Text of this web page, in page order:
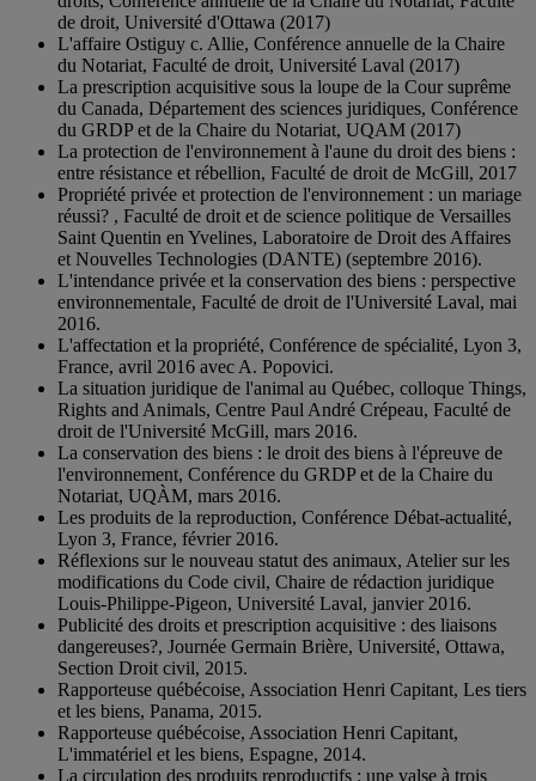
de droit, Université d'Ottawa (2017)
L'affaire Ostiguy c. Allie, Conférence annuelle de la Chaire
du Notariat, Faculté de droit, Université Laval (2017)
La prescription acquisitive sous la loupe de la Cour suprême
du Canada, Département des sciences juridiques, Conférence
du GRDP et de la Chaire du Notariat, UQAM (2017)
La protection de l'environnement à l'aune du droit des biens :
entre résistance et rébellion, Faculté de droit de McGill, 2017
Propriété privée et protection de l'environnement : un mariage
réussi? , Faculté de droit et de science politique de Versailles
Saint Quentin en Yvelines, Laboratoire de Droit des Affaires
et Nouvelles Technologies (DANTE) (septembre 2016).
L'intendance privée et la conservation des biens : perspective
environnementale, Faculté de droit de l'Université Laval, mai
2016.
L'affectation et la propriété, Conférence de spécialité, Lyon 3,
France, avril 2016 avec A. Popovici.
La situation juridique de l'animal au Québec, colloque Things,
Rights and Animals, Centre Paul André Crépeau, Faculté de
droit de l'Université McGill, mars 2016.
La conservation des biens : le droit des biens à l'épreuve de
l'environnement, Conférence du GRDP et de la Chaire du
Notariat, UQÀM, mars 2016.
Les produits de la reproduction, Conférence Débat-actualité,
Lyon 3, France, février 2016.
Réflexions sur le nouveau statut des animaux, Atelier sur les
modifications du Code civil, Chaire de rédaction juridique
Louis-Philippe-Pigeon, Université Laval, janvier 2016.
Publicité des droits et prescription acquisitive : des liaisons
dangereuses?, Journée Germain Brière, Université, Ottawa,
Section Droit civil, 2015.
Rapporteuse québécoise, Association Henri Capitant, Les tiers
et les biens, Panama, 2015.
Rapporteuse québécoise, Association Henri Capitant,
L'immatériel et les biens, Espagne, 2014.
La circulation des produits reproductifs : une valse à trois